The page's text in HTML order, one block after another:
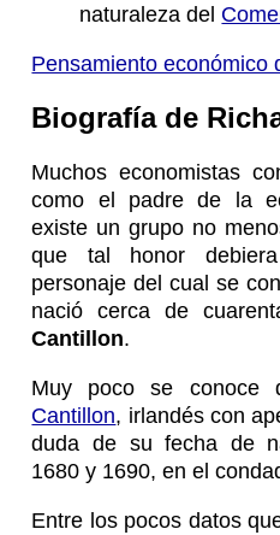
naturaleza del
Pensamiento económico
Biografía de
Muchos economistas
como el padre de la
existe un grupo no
que tal honor
personaje del cual se
nació cerca de
Cantillon.
Muy poco se
Cantillon, irlandés con
duda de su fecha de
1680 y 1690, en el
Entre los pocos datos